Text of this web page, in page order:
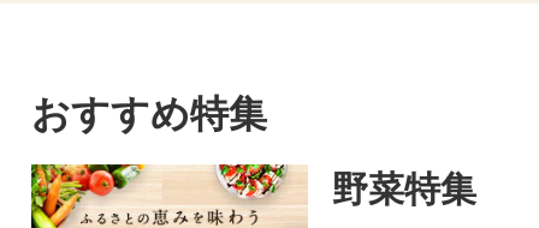
おすすめ特集
野菜特集